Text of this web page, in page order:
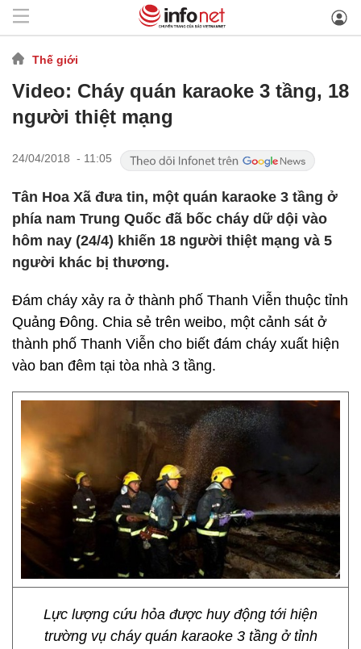
Thế giới
Video: Cháy quán karaoke 3 tầng, 18
người thiệt mạng
24/04/2018 - 11:05
Tân Hoa Xã đưa tin, một quán karaoke 3 tầng ở
phía nam Trung Quốc đã bốc cháy dữ dội vào
hôm nay (24/4) khiến 18 người thiệt mạng và 5
người khác bị thương.
Đám cháy xảy ra ở thành phố Thanh Viễn thuộc tỉnh
Quảng Đông. Chia sẻ trên weibo, một cảnh sát ở
thành phố Thanh Viễn cho biết đám cháy xuất hiện
vào ban đêm tại tòa nhà 3 tầng.
Lực lượng cứu hỏa được huy động tới hiện
trường vụ cháy quán karaoke 3 tầng ở tỉnh